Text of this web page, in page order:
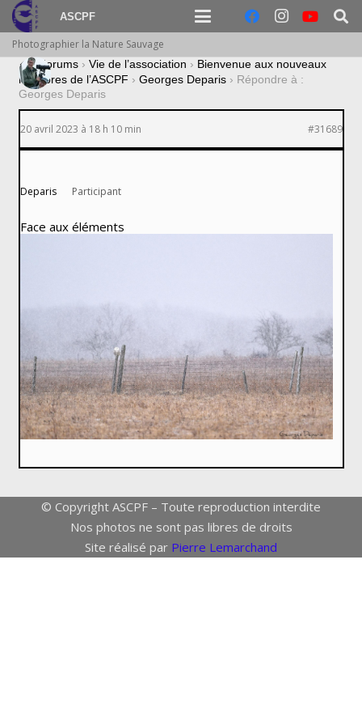
ASCPF
Photographier la Nature Sauvage
› Forums › Vie de l’association › Bienvenue aux nouveaux
membres de l’ASCPF › Georges Deparis › Répondre à :
Georges Deparis
20 avril 2023 à 18 h 10 min #31689
Deparis Participant
Face aux éléments
© Copyright ASCPF – Toute reproduction interdite
Nos photos ne sont pas libres de droits
Site réalisé par Pierre Lemarchand